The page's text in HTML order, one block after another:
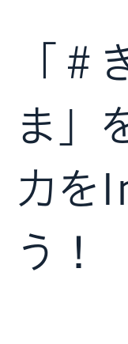
「＃
ま」
力を
う！